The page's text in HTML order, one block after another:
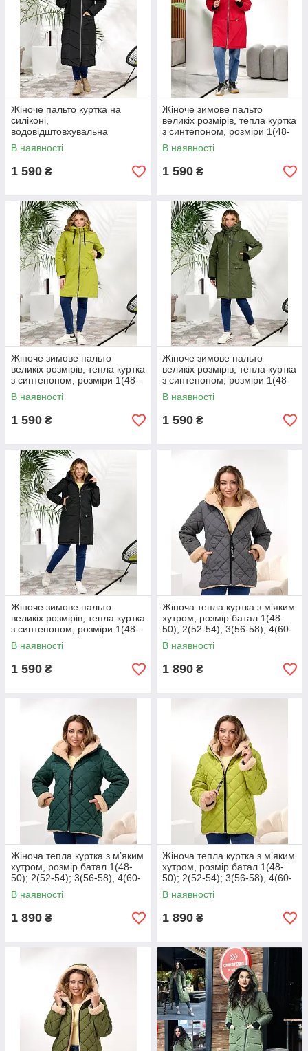
Жіноче пальто куртка на
силіконі,
водовідштовхувальна
тканина Канада, розміри
0(44-46), 1(48-50); 2(52-54);
В наявності
1 590 ₴
Жіноче зимове пальто
великіх розмірів, тепла куртка
з синтепоном, розміри 1(48-
50); 2(52-54); 3(56-58), 4(60-
62)
В наявності
1 590 ₴
Жіноче зимове пальто
великіх розмірів, тепла куртка
з синтепоном, розміри 1(48-
50); 2(52-54); 3(56-58), 4(60-
62)
В наявності
1 590 ₴
Жіноче зимове пальто
великіх розмірів, тепла куртка
з синтепоном, розміри 1(48-
50); 2(52-54); 3(56-58), 4(60-
62)
В наявності
1 590 ₴
Жіноче зимове пальто
великіх розмірів, тепла куртка
з синтепоном, розміри 1(48-
50); 2(52-54); 3(56-58), 4(60-
62)
В наявності
1 590 ₴
Жіноча тепла куртка з мʼяким
хутром, розмір батал 1(48-
50); 2(52-54); 3(56-58), 4(60-
62)
В наявності
1 890 ₴
Жіноча тепла куртка з мʼяким
хутром, розмір батал 1(48-
50); 2(52-54); 3(56-58), 4(60-
62)
В наявності
1 890 ₴
Жіноча тепла куртка з мʼяким
хутром, розмір батал 1(48-
50); 2(52-54); 3(56-58), 4(60-
62)
В наявності
1 890 ₴